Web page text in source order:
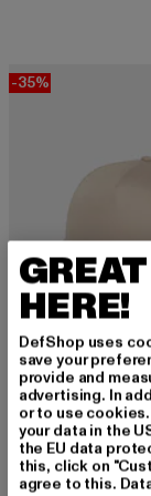
-35%
FLEXFIT
Retro
12,99 EUR
Derzeitiger Preis:
19,99 EUR
HERE!
DefShop uses
save your
provide and
advertising. In
or to use
your data in the
the EU data
this, click on
agree to this.